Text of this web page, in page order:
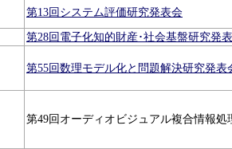
第13回システム評価研究発表会
第28回電子化知的財産･社会基盤研究発
第55回数理モデル化と問題解決研究発表
第49回オーディオビジュアル複合情報処